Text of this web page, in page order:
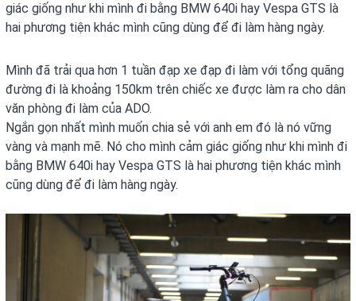
giác giống như khi mình đi bằng BMW 640i hay Vespa GTS là
hai phương tiện khác mình cũng dùng để đi làm hàng ngày.
Mình đã trải qua hơn 1 tuần đạp xe đạp đi làm với tổng quãng
đường đi là khoảng 150km trên chiếc xe được làm ra cho dân
văn phòng đi làm của ADO.
Ngắn gọn nhất mình muốn chia sẻ với anh em đó là nó vững
vàng và mạnh mẽ. Nó cho mình cảm giác giống như khi mình đi
bằng BMW 640i hay Vespa GTS là hai phương tiện khác mình
cũng dùng để đi làm hàng ngày.